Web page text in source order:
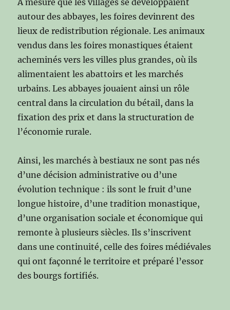
autour des abbayes, les foires devinrent des
lieux de redistribution régionale. Les animaux
vendus dans les foires monastiques étaient
acheminés vers les villes plus grandes, où ils
alimentaient les abattoirs et les marchés
urbains. Les abbayes jouaient ainsi un rôle
central dans la circulation du bétail, dans la
fixation des prix et dans la structuration de
l’économie rurale.
Ainsi, les marchés à bestiaux ne sont pas nés
d’une décision administrative ou d’une
évolution technique : ils sont le fruit d’une
longue histoire, d’une tradition monastique,
d’une organisation sociale et économique qui
remonte à plusieurs siècles. Ils s’inscrivent
dans une continuité, celle des foires médiévales
qui ont façonné le territoire et préparé l’essor
des bourgs fortifiés.